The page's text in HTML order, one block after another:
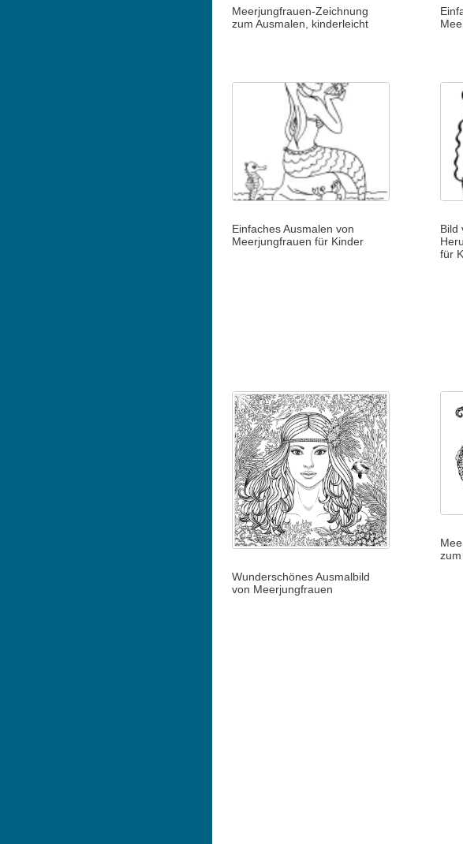
Meerjungfrauen-Zeichnung
zum Ausmalen, kinderleicht
Einfaches Ausmalen von
Meerjungfrauen für Kinder
Bild
für
Wunderschönes Ausmalbild
von Meerjungfrauen